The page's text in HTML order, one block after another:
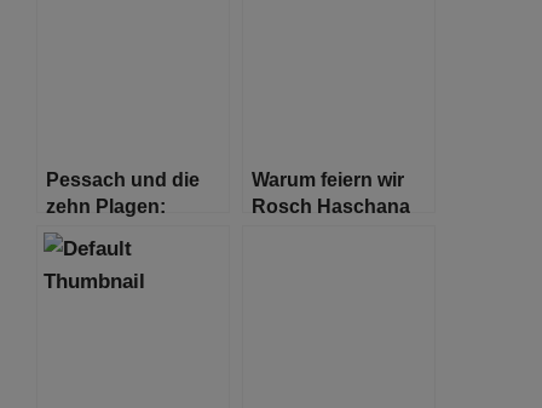
Pessach und die
zehn Plagen:
Bedeutung,
Geschichte und
Relevanz für
Warum feiern wir
Rosch Haschana